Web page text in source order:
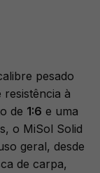
pesado
à
de 1:6 e uma
o MiSol Solid
geral, desde
de carpa,